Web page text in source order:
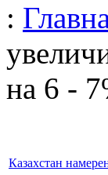
:
на 6 -
Казахстан